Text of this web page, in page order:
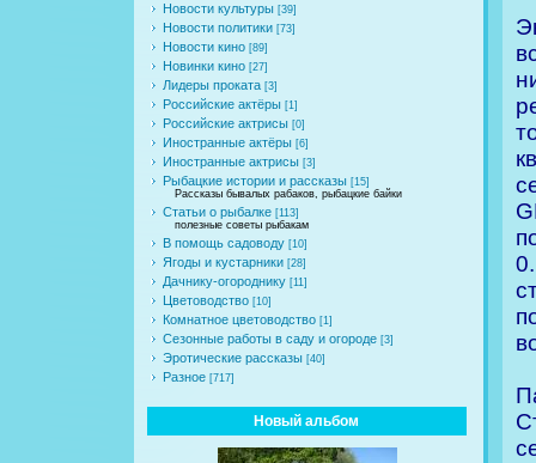
Новости культуры [39]
Новости политики [73]
Новости кино [89]
Новинки кино [27]
Лидеры проката [3]
Российские актёры [1]
Российские актрисы [0]
Иностранные актёры [6]
Иностранные актрисы [3]
Рыбацкие истории и рассказы [15]
Рассказы бывалых рабаков, рыбацкие байки
Статьи о рыбалке [113]
полезные советы рыбакам
В помощь садоводу [10]
Ягоды и кустарники [28]
Дачнику-огороднику [11]
Цветоводство [10]
Комнатное цветоводство [1]
Сезонные работы в саду и огороде [3]
Эротические рассказы [40]
Разное [717]
Новый альбом